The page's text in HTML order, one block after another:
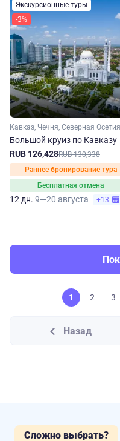
Экскурсионные туры
-3%
Большой круиз по Кавказу
RUB 126,428RUB 130,338
Раннее бронирование тура
Бесплатная отмена
12 дн. 9—20 августа +13
1 2 3
Назад
Сложно выбрать?